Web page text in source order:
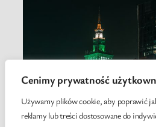
Cenimy prywatność
Używamy plików cookie, aby poprawić
reklamy lub treści dostosowane do